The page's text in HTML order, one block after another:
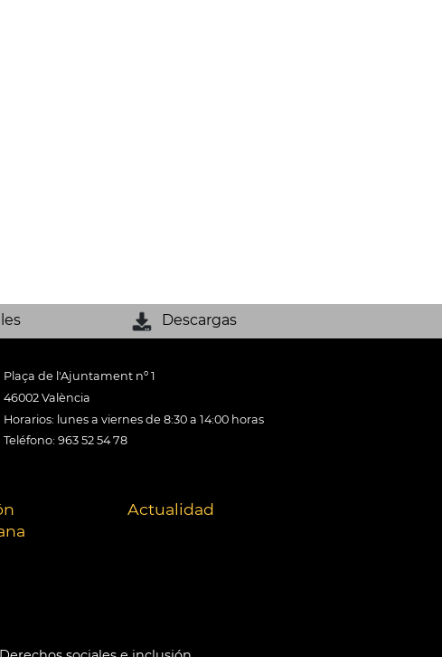
Descargas
Plaça de l'Ajuntament nº 1
46002 València
Horarios: lunes a viernes de 8:30 a 14:00 horas
Teléfono: 963 52 54 78
Actualidad